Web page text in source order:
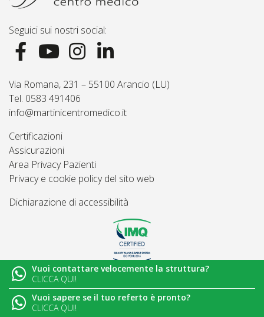
Seguici sui nostri social:
Via Romana, 231 – 55100 Arancio (LU)
Tel. 0583 491406
info@martinicentromedico.it
Certificazioni
Assicurazioni
Area Privacy Pazienti
Privacy e cookie policy del sito web
Dichiarazione di accessibilità
© 2026Martini Centro Medico - Lucca
Vuoi contattare velocemente la struttura?
CLICCA QUI!
Vuoi sapere se il tuo referto è pronto?
CLICCA QUI!